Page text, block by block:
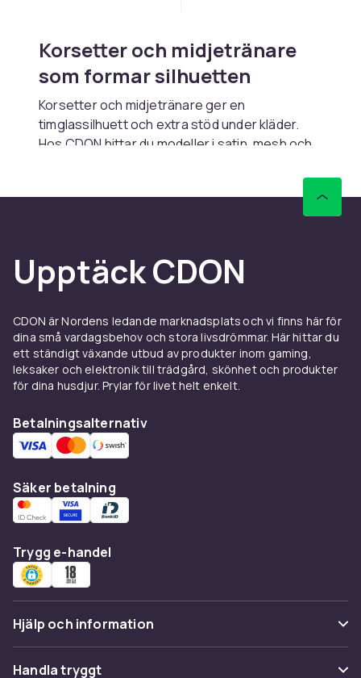
Korsetter och midjetränare
som formar silhuetten
Korsetter och midjetränare ger en
timglassilhuett och extra stöd under kläder.
Hos CDON hittar du modeller i satin, mesh och
formning och stöd. Bustiers är kortare och ger
lyft och form till bröst och midja.
formar midjan. Overbustkorsetter inkluderar
bröststöd.
Midjetränare och shapewear
kompression och stöd under träning och
vardag. Shapewear i mikrofiber ger en slät
Material och komfort
andas bra. Spets ger en romantisk touch.
Stålspröt ger maximal stöd medan plastspröt
är flexiblare. Välj rätt storlek för bästa komfort.
Handla korsetter på CDON
Tryggt köp.
Upptäck CDON
CDON är Nordens ledande marknadsplats och vi finns här för
dina små vardagsbehov och stora livsdrömmar. Här hittar du
ett ständigt växande utbud av produkter inom gaming,
leksaker och elektronik till trädgård, skönhet och produkter
för dina husdjur. Prylar för livet helt enkelt.
Betalningsalternativ
Säker betalning
Trygg e-handel
Hjälp och information
Vanliga frågor
Handla tryggt